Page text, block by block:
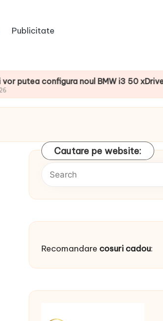
Publicitate
configura noul BMW i3 50 xDrive First
Cautare pe website:
Recomandare cosuri cadou: